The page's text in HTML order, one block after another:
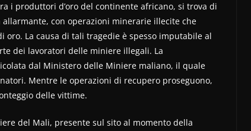
i produttori d’oro del continente africano, si trova di
con operazioni minerarie illecite che
oro. La causa di tali tragedie è spesso imputabile al
dei lavoratori delle miniere illegali. La
dal Ministero delle Miniere maliano, il quale
Mentre le operazioni di recupero proseguono,
delle vittime.
del Mali, presente sul sito al momento della